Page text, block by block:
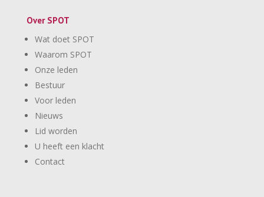
Over SPOT
Wat doet SPOT
Waarom SPOT
Onze leden
Bestuur
Voor leden
Nieuws
Lid worden
U heeft een klacht
Contact